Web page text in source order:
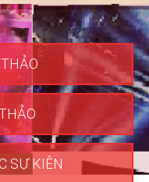
SỰ KIỆN